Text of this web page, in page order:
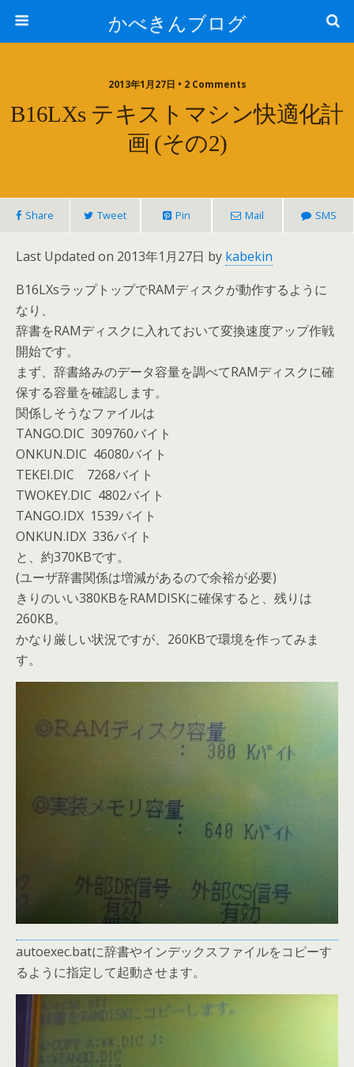
かべきんブログ
2013年1月27日 • 2 Comments
B16LXs テキストマシン快適化計
画 (その2)
Share Tweet Pin Mail SMS
Last Updated on 2013年1月27日 by kabekin
B16LXsラップトップでRAMディスクが動作するように
なり、
辞書をRAMディスクに入れておいて変換速度アップ作戦
開始です。
まず、辞書絡みのデータ容量を調べてRAMディスクに確
保する容量を確認します。
関係しそうなファイルは
TANGO.DIC 309760バイト
ONKUN.DIC 46080バイト
TEKEI.DIC 7268バイト
TWOKEY.DIC 4802バイト
TANGO.IDX 1539バイト
ONKUN.IDX 336バイト
と、約370KBです。
(ユーザ辞書関係は増減があるので余裕が必要)
きりのいい380KBをRAMDISKに確保すると、残りは
260KB。
かなり厳しい状況ですが、260KBで環境を作ってみま
す。
autoexec.batに辞書やインデックスファイルをコピーす
るように指定して起動させます。